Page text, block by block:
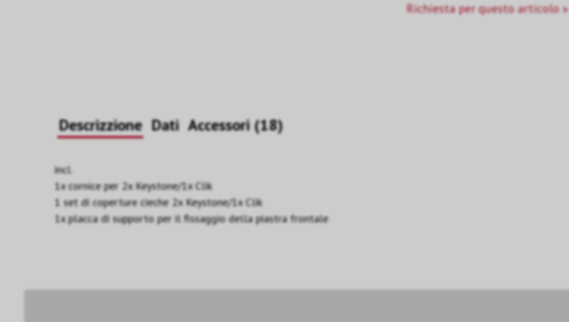
Richiesta per questo articolo »
Descrizzione Dati Accessori (18)
incl.
1x cornice per 2x Keystone/1x Clik
1 set di coperture cieche 2x Keystone/1x Clik
1x placca di supporto per il fissaggio della piastra frontale